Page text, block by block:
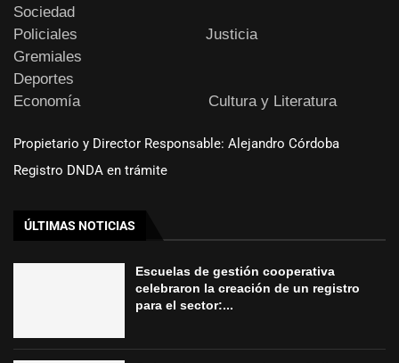
Sociedad
Policiales
Justicia
Gremiales
Deportes
Economía
Cultura y Literatura
Propietario y Director Responsable: Alejandro Córdoba
Registro DNDA en trámite
ÚLTIMAS NOTICIAS
Escuelas de gestión cooperativa
celebraron la creación de un registro
para el sector:...